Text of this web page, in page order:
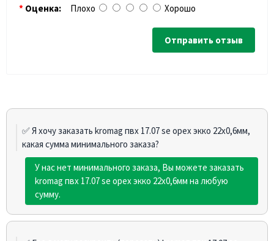
Оценка: Плохо Хорошо
Отправить отзыв
✅ Я хочу заказать kromag пвх 17.07 sе орех экко 22х0,6мм,
какая сумма минимального заказа?
У нас нет минимального заказа, Вы можете заказать
kromag пвх 17.07 sе орех экко 22х0,6мм на любую
сумму.